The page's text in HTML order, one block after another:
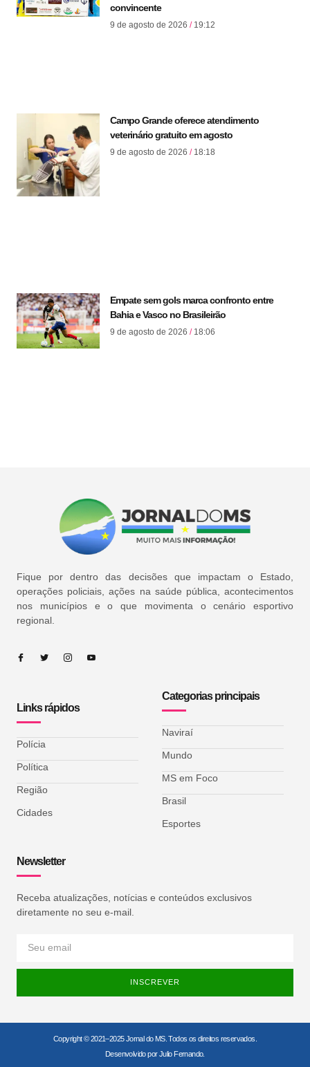
convincente
9 de agosto de 2026 19:12
Campo Grande oferece atendimento
veterinário gratuito em agosto
9 de agosto de 2026 18:18
Empate sem gols marca confronto entre
Bahia e Vasco no Brasileirão
9 de agosto de 2026 18:06
Fique por dentro das decisões que impactam o Estado,
operações policiais, ações na saúde pública, acontecimentos
nos municípios e o que movimenta o cenário esportivo
regional.
Links rápidos
Polícia
Política
Região
Cidades
Categorias principais
Naviraí
Mundo
MS em Foco
Brasil
Esportes
Newsletter
Receba atualizações, notícias e conteúdos exclusivos
diretamente no seu e-mail.
INSCREVER
Copyright © 2021–2025 Jornal do MS. Todos os direitos reservados.
Desenvolvido por Julio Fernando.